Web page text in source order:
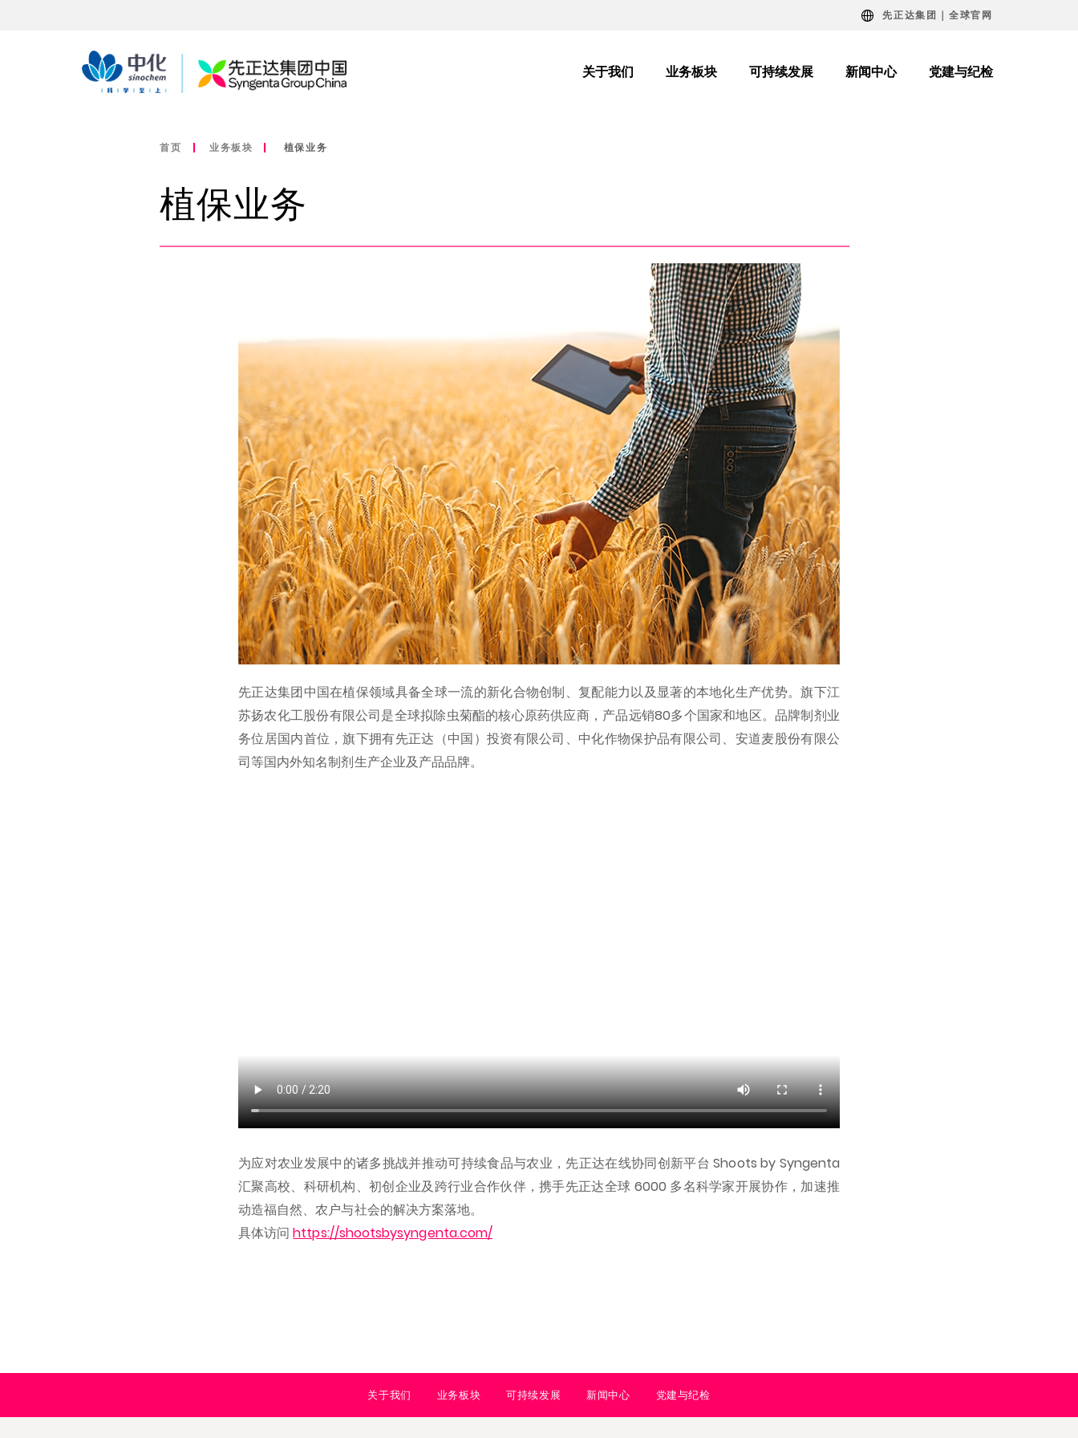
先正达集团｜全球官网
导
关于我们 业务板块 可持续发展 新闻中心 党建与纪检
首页 业务板块 植保业务
植保业务
先正达集团中国在植保领域具备全球一流的新化合物创制、复配能力以及显著的本地化生产优势。旗下江
苏扬农化工股份有限公司是全球拟除虫菊酯的核心原药供应商，产品远销80多个国家和地区。品牌制剂业
务位居国内首位，旗下拥有先正达（中国）投资有限公司、中化作物保护品有限公司、安道麦股份有限公
司等国内外知名制剂生产企业及产品品牌。
为应对农业发展中的诸多挑战并推动可持续食品与农业，先正达在线协同创新平台 Shoots by Syngenta
汇聚高校、科研机构、初创企业及跨行业合作伙伴，携手先正达全球 6000 多名科学家开展协作，加速推
动造福自然、农户与社会的解决方案落地。
具体访问https://shootsbysyngenta.com/
关于我们 业务板块 可持续发展 新闻中心 党建与纪检